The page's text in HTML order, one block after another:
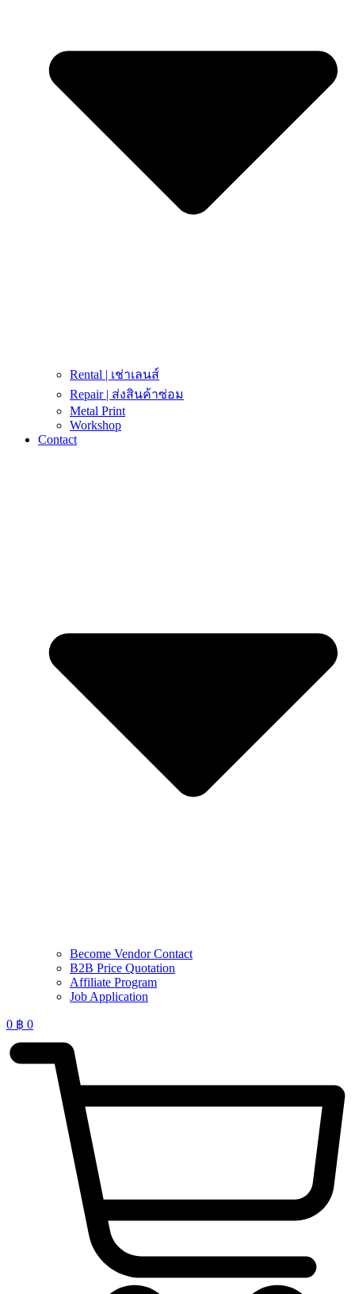
Rental | เช่าเลนส์
Repair | ส่งสินค้าซ่อม
Metal Print
Workshop
Contact
Become Vendor Contact
B2B Price Quotation
Affiliate Program
Job Application
0 ฿ 0